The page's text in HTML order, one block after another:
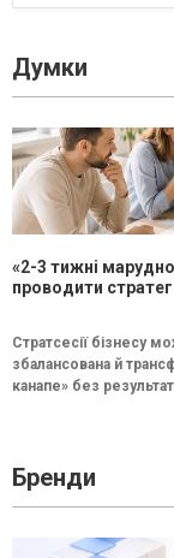
Думки
«2-3 тижні
проводити
Стратсесії бізнесу
збалансована й
канапе» без
Бренди